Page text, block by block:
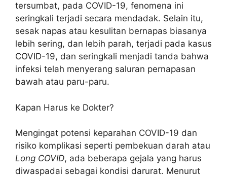
tersumbat, pada COVID-19, fenomena ini
seringkali terjadi secara mendadak. Selain itu,
sesak napas atau kesulitan bernapas biasanya
lebih sering, dan lebih parah, terjadi pada kasus
COVID-19, dan seringkali menjadi tanda bahwa
infeksi telah menyerang saluran pernapasan
bawah atau paru-paru.
Kapan Harus ke Dokter?
Mengingat potensi keparahan COVID-19 dan
risiko komplikasi seperti pembekuan darah atau
Long COVID, ada beberapa gejala yang harus
diwaspadai sebagai kondisi darurat. Menurut